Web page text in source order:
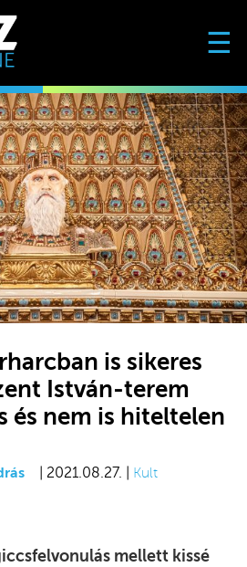
☰
is sikeres
István-terem
és nem is hiteltelen
| 2021.08.27. | Kult
mellett kissé